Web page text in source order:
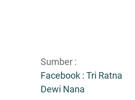
Sumber :
Facebook : Tri Ratna
Dewi Nana